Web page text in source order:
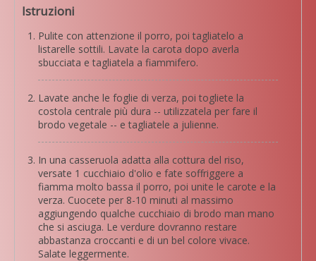
Istruzioni
Pulite con attenzione il porro, poi tagliatelo a
listarelle sottili. Lavate la carota dopo averla
sbucciata e tagliatela a fiammifero.
Lavate anche le foglie di verza, poi togliete la
costola centrale più dura -- utilizzatela per fare il
brodo vegetale -- e tagliatele a julienne.
In una casseruola adatta alla cottura del riso,
versate 1 cucchiaio d'olio e fate soffriggere a
fiamma molto bassa il porro, poi unite le carote e la
verza. Cuocete per 8-10 minuti al massimo
aggiungendo qualche cucchiaio di brodo man mano
che si asciuga. Le verdure dovranno restare
abbastanza croccanti e di un bel colore vivace.
Salate leggermente.